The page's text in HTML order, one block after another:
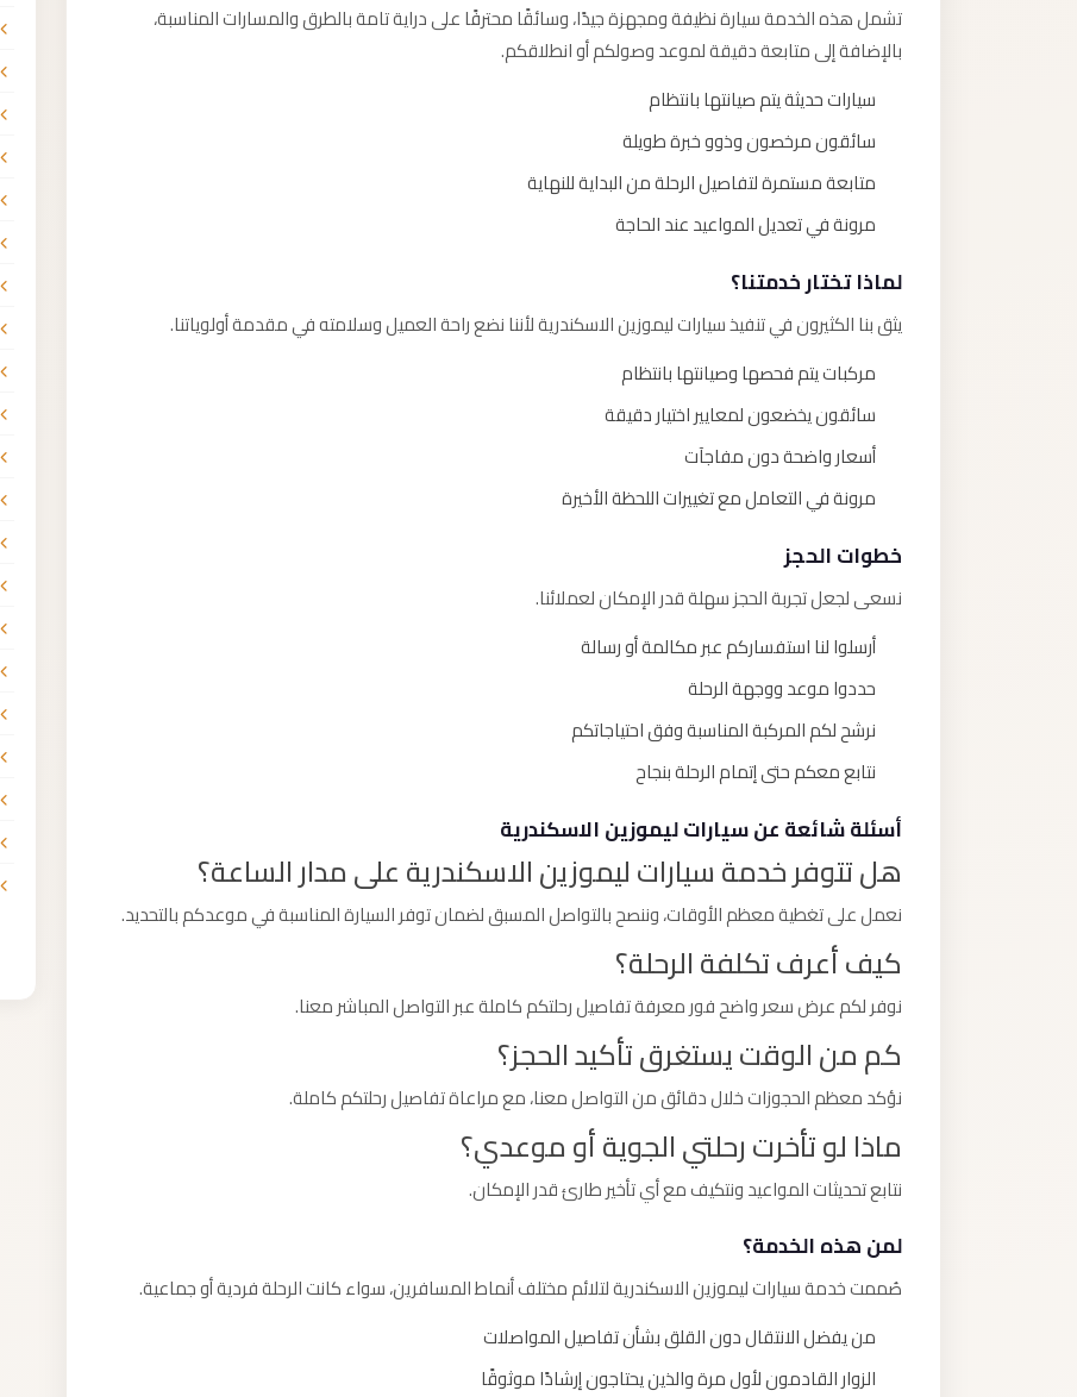
تشمل هذه الخدمة سيارة نظيفة ومجهزة جيدًا، وسائقًا محترفًا على دراية تامة بالطرق والمسارات المناسبة،
بالإضافة إلى متابعة دقيقة لموعد وصولكم أو انطلاقكم.
سيارات حديثة يتم صيانتها بانتظام
سائقون مرخصون وذوو خبرة طويلة
متابعة مستمرة لتفاصيل الرحلة من البداية للنهاية
مرونة في تعديل المواعيد عند الحاجة
لماذا تختار خدمتنا؟
يثق بنا الكثيرون في تنفيذ سيارات ليموزين الاسكندرية لأننا نضع راحة العميل وسلامته في مقدمة أولوياتنا.
مركبات يتم فحصها وصيانتها بانتظام
سائقون يخضعون لمعايير اختيار دقيقة
أسعار واضحة دون مفاجآت
مرونة في التعامل مع تغييرات اللحظة الأخيرة
خطوات الحجز
نسعى لجعل تجربة الحجز سهلة قدر الإمكان لعملائنا.
أرسلوا لنا استفساركم عبر مكالمة أو رسالة
حددوا موعد ووجهة الرحلة
نرشح لكم المركبة المناسبة وفق احتياجاتكم
نتابع معكم حتى إتمام الرحلة بنجاح
أسئلة شائعة عن سيارات ليموزين الاسكندرية
هل تتوفر خدمة سيارات ليموزين الاسكندرية على مدار الساعة؟
نعمل على تغطية معظم الأوقات، وننصح بالتواصل المسبق لضمان توفر السيارة المناسبة في موعدكم بالتحديد.
كيف أعرف تكلفة الرحلة؟
نوفر لكم عرض سعر واضح فور معرفة تفاصيل رحلتكم كاملة عبر التواصل المباشر معنا.
كم من الوقت يستغرق تأكيد الحجز؟
نؤكد معظم الحجوزات خلال دقائق من التواصل معنا، مع مراعاة تفاصيل رحلتكم كاملة.
ماذا لو تأخرت رحلتي الجوية أو موعدي؟
نتابع تحديثات المواعيد ونتكيف مع أي تأخير طارئ قدر الإمكان.
لمن هذه الخدمة؟
صُممت خدمة سيارات ليموزين الاسكندرية لتلائم مختلف أنماط المسافرين، سواء كانت الرحلة فردية أو جماعية.
من يفضل الانتقال دون القلق بشأن تفاصيل المواصلات
الزوار القادمون لأول مرة والذين يحتاجون إرشادًا موثوقًا